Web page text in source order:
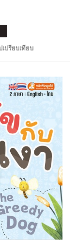
เปรียบเทียบ